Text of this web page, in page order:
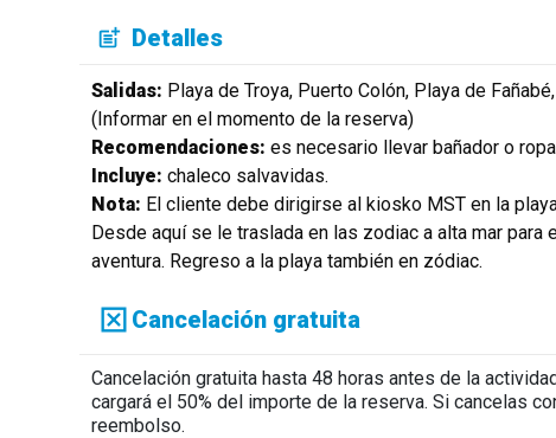
Detalles
Salidas: Playa de Troya, Puerto Colón, Playa de
(Informar en el momento de la reserva)
Recomendaciones: es necesario llevar bañador o
Incluye: chaleco salvavidas.
Nota: El cliente debe dirigirse al kiosko MST en la
Desde aquí se le traslada en las zodiac a alta mar para
aventura. Regreso a la playa también en zódiac.
Cancelación gratuita
Cancelación gratuita hasta 48 horas antes de la
cargará el 50% del importe de la reserva. Si cancelas
reembolso.